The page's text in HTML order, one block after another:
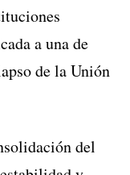
a una de
de la Unión
del